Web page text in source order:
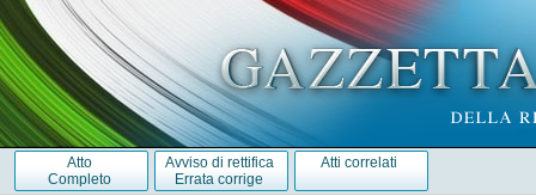
Atto
Completo
Avviso di rettifica
Errata corrige
Atti correlati